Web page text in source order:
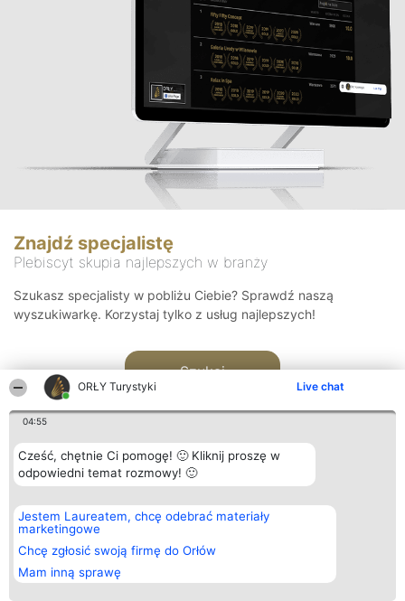
ORŁY Turystyki Live chat
04:55
Cześć, chętnie Ci pomogę! 🙂 Kliknij proszę w
odpowiedni temat rozmowy! 🙂
Jestem Laureatem, chcę odebrać materiały
marketingowe
Chcę zgłosić swoją firmę do Orłów
Mam inną sprawę
Znajdź specjalistę
Plebiscyt skupia najlepszych w branży
Szukasz specjalisty w pobliżu Ciebie? Sprawdź naszą
wyszukiwarkę. Korzystaj tylko z usług najlepszych!
Szukaj
Organizator plebiscytu
Bright Side Solutions sp. z o.
o. sp. k.
ul. Ruska 22
Wrocław 50-079
KRS 0000749100 | Regon
381313360 | NIP 8943132676
Plebiscyt
Laureaci
wszystkich
Laureatów
Regulamin
Kontakt
Kontakt